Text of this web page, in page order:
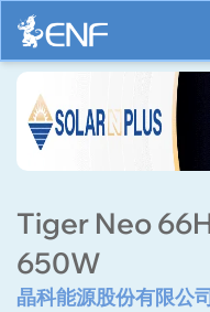
Tiger Neo
650W
晶科能源股份有限公司